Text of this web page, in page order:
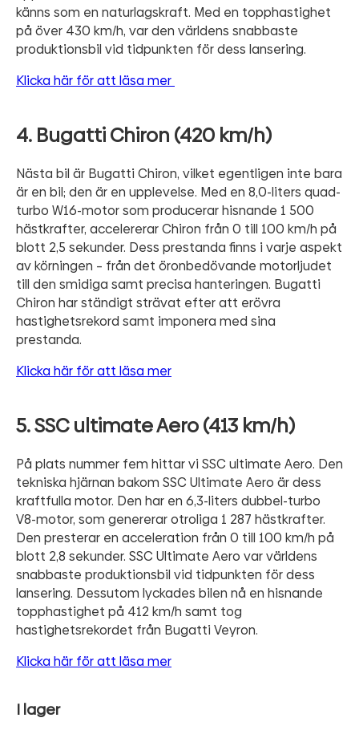
känns som en naturlagskraft. Med en topphastighet
på över 430 km/h, var den världens snabbaste
produktionsbil vid tidpunkten för dess lansering.
Klicka här för att läsa mer
4. Bugatti Chiron (420 km/h)
Nästa bil är Bugatti Chiron, vilket egentligen inte bara
är en bil; den är en upplevelse. Med en 8,0-liters quad-
turbo W16-motor som producerar hisnande 1 500
hästkrafter, accelererar Chiron från 0 till 100 km/h på
blott 2,5 sekunder. Dess prestanda finns i varje aspekt
av körningen – från det öronbedövande motorljudet
till den smidiga samt precisa hanteringen. Bugatti
Chiron har ständigt strävat efter att erövra
hastighetsrekord samt imponera med sina
prestanda.
Klicka här för att läsa mer
5. SSC ultimate Aero (413 km/h)
På plats nummer fem hittar vi SSC ultimate Aero. Den
tekniska hjärnan bakom SSC Ultimate Aero är dess
kraftfulla motor. Den har en 6,3-liters dubbel-turbo
V8-motor, som genererar otroliga 1 287 hästkrafter.
Den presterar en acceleration från 0 till 100 km/h på
blott 2,8 sekunder. SSC Ultimate Aero var världens
snabbaste produktionsbil vid tidpunkten för dess
lansering. Dessutom lyckades bilen nå en hisnande
topphastighet på 412 km/h samt tog
hastighetsrekordet från Bugatti Veyron.
Klicka här för att läsa mer
I lager